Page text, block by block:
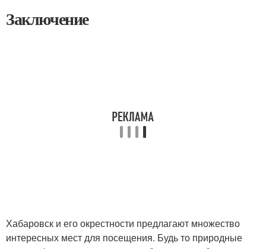
Заключение
Хабаровск и его окрестности предлагают множество
интересных мест для посещения. Будь то природные